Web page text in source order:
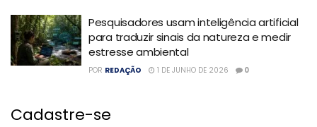
Pesquisadores usam inteligência artificial
para traduzir sinais da natureza e medir
estresse ambiental
POR REDAÇÃO 1 DE JUNHO DE 2026 0
Cadastre-se